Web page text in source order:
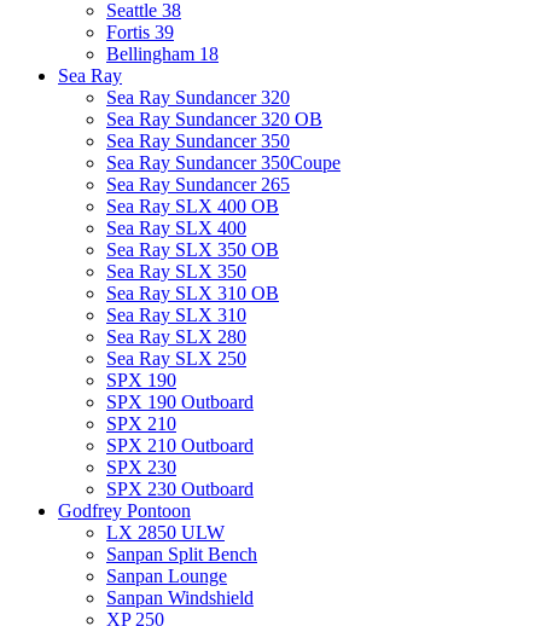
Seattle 38
Fortis 39
Bellingham 18
Sea Ray
Sea Ray Sundancer 320
Sea Ray Sundancer 320 OB
Sea Ray Sundancer 350
Sea Ray Sundancer 350Coupe
Sea Ray Sundancer 265
Sea Ray SLX 400 OB
Sea Ray SLX 400
Sea Ray SLX 350 OB
Sea Ray SLX 350
Sea Ray SLX 310 OB
Sea Ray SLX 310
Sea Ray SLX 280
Sea Ray SLX 250
SPX 190
SPX 190 Outboard
SPX 210
SPX 210 Outboard
SPX 230
SPX 230 Outboard
Godfrey Pontoon
LX 2850 ULW
Sanpan Split Bench
Sanpan Lounge
Sanpan Windshield
XP 250